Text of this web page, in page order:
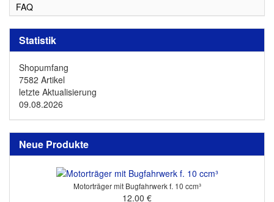
FAQ
Statistik
Shopumfang
7582 Artikel
letzte Aktualisierung
09.08.2026
Neue Produkte
Motorträger mit Bugfahrwerk f. 10 ccm³
12.00 €